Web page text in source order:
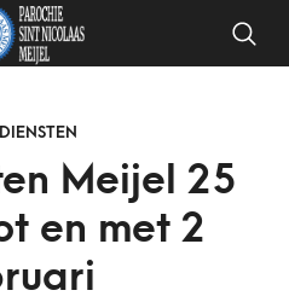
Meijel 25
en met 2